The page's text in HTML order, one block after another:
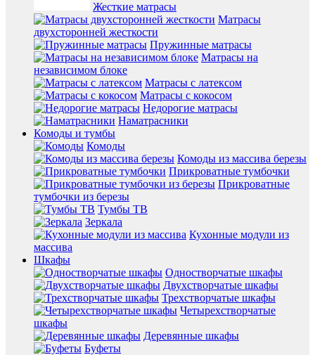
Жесткие матрасы
Матрасы
двухсторонней жесткости
Пружинные матрасы
Матрасы на
независимом блоке
Матрасы с латексом
Матрасы с кокосом
Недорогие матрасы
Наматрасники
Комоды и тумбы
Комоды
Комоды из массива березы
Прикроватные тумбочки
Прикроватные
тумбочки из березы
Тумбы ТВ
Зеркала
Кухонные модули из
массива
Шкафы
Одностворчатые шкафы
Двухстворчатые шкафы
Трехстворчатые шкафы
Четырехстворчатые
шкафы
Деревянные шкафы
Буфеты